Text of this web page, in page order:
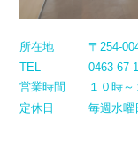
所在地
〒254-
TEL
0463-67-
営業時間
１０時
定休日
毎週水曜